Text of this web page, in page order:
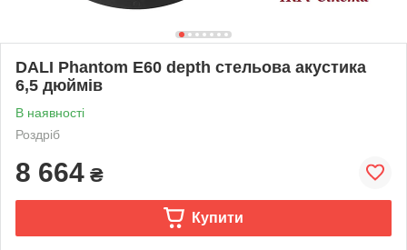
DALI Phantom E60 depth стельова акустика
6,5 дюймів
В наявності
Роздріб
8 664 ₴
Купити